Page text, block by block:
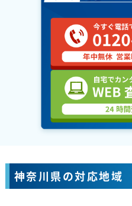
神奈川県の対応地域